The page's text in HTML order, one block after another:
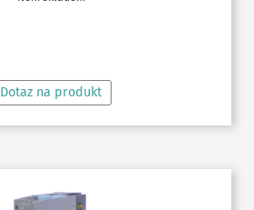
Dotaz na produkt